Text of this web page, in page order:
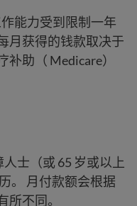
能力受到限制一年
月获得的钱款取决于
助（ Medicare）
士（或 65 岁或以上
。 月付款额会根据
不同。